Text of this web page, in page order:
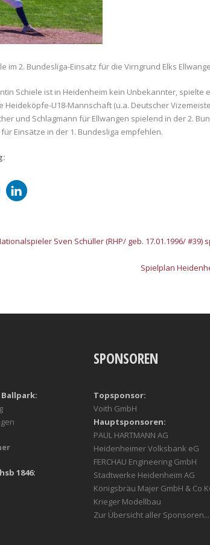
im 2. Bundesliga-Einsatz für die Virngrund Elks
Schiele ist in Heidenheim kein Unbekannter, spielte
Heideköpfe-U18-Mannschaft (u.a. Deutscher
und Schlagmann für Ellwangen spielend in der 2.
Einsätze in der 1. Bundesliga empfehlen.
Sven Schüller (RHP/ geb. 17.01.1996/ #39)
Spielplan
1846:
SPONSOREN
Topsponsor:
Voith GmbH
Hauptsponsoren:
PAUL HARTMANN AG
Heidenheimer Volksbank eG
FERCHAU Engineering GmbH
Stadtwerke Heidenheim AG
Königsbräu Majer GmbH & Co
Krieger Modellbau
Zur Übersicht aller Sponsoren...